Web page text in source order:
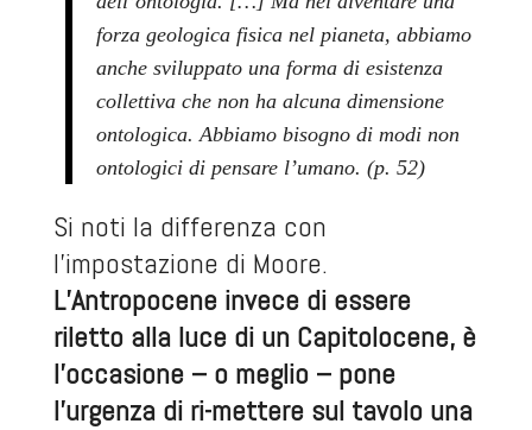
forza geologica fisica nel pianeta, abbiamo
anche sviluppato una forma di esistenza
collettiva che non ha alcuna dimensione
ontologica. Abbiamo bisogno di modi non
ontologici di pensare l’umano. (p. 52)
Si noti la differenza con
l’impostazione di Moore.
L’Antropocene invece di essere
riletto alla luce di un Capitolocene, è
l’occasione – o meglio – pone
l’urgenza di ri-mettere sul tavolo una